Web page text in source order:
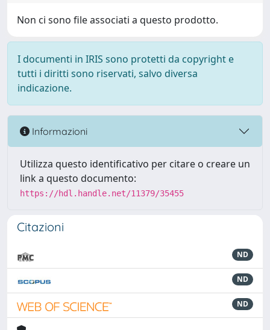
Non ci sono file associati a questo prodotto.
I documenti in IRIS sono protetti da copyright e
tutti i diritti sono riservati, salvo diversa
indicazione.
Informazioni
Utilizza questo identificativo per citare o creare un
link a questo documento:
https://hdl.handle.net/11379/35455
Citazioni
ND
ND
ND